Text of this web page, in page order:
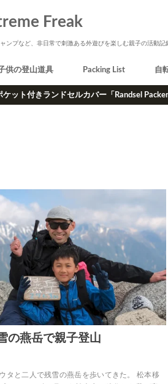
Freak
ンプなど、非日常で刺激ある外遊びを楽しむ親子の活動記
供の登山道具 Packing List 自
ット付きランドセルカバー「Randsel Packer
の燕岳で親子登山
タと二人で残雪の燕岳を歩いてきた。 松本移